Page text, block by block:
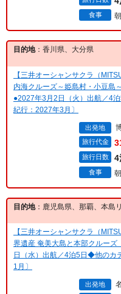
食事
目的地：香川県、大分県
【三井オーシャンサクラ（
内海クルーズ～姫島村・小豆島
●2027年3月2日（火）出航／4
紀行：2027年3月〕
出発地
旅行代金
旅行日数 4
食事
目的地：鹿児島県、那覇、本島
【三井オーシャンサクラ（
界遺産 奄美大島と本部クルー
日（水）出航／4泊5日◆他のカ
1月〕
出発地